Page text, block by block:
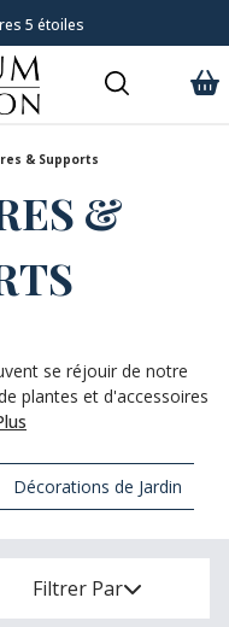
catalogue
& Supports
&
se réjouir de notre
plantes et d'accessoires
Décorations de Jardin
Filtrer Par